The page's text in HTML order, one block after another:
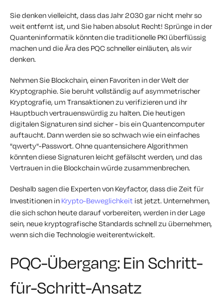
Sie denken vielleicht, dass das Jahr 2030 gar nicht mehr so
weit entfernt ist, und Sie haben absolut Recht! Sprünge in der
Quanteninformatik könnten die traditionelle PKI überflüssig
machen und die Ära des PQC schneller einläuten, als wir
denken.
Nehmen Sie Blockchain, einen Favoriten in der Welt der
Kryptographie. Sie beruht vollständig auf asymmetrischer
Kryptografie, um Transaktionen zu verifizieren und ihr
Hauptbuch vertrauenswürdig zu halten. Die heutigen
digitalen Signaturen sind sicher - bis ein Quantencomputer
auftaucht. Dann werden sie so schwach wie ein einfaches
"qwerty"-Passwort. Ohne quantensichere Algorithmen
könnten diese Signaturen leicht gefälscht werden, und das
Vertrauen in die Blockchain würde zusammenbrechen.
Deshalb sagen die Experten von Keyfactor, dass die Zeit für
Investitionen in Krypto-Beweglichkeit ist jetzt. Unternehmen,
die sich schon heute darauf vorbereiten, werden in der Lage
sein, neue kryptografische Standards schnell zu übernehmen,
wenn sich die Technologie weiterentwickelt.
PQC-Übergang: Ein Schritt-
für-Schritt-Ansatz